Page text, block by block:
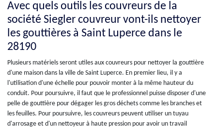
Avec quels outils les couvreurs de la
société Siegler couvreur vont-ils nettoyer
les gouttières à Saint Luperce dans le
28190
Plusieurs matériels seront utiles aux couvreurs pour nettoyer la gouttière
d'une maison dans la ville de Saint Luperce. En premier lieu, il y a
l'utilisation d'une échelle pour pouvoir monter à la même hauteur du
conduit. Pour poursuivre, il faut que le professionnel puisse disposer d'une
pelle de gouttière pour dégager les gros déchets comme les branches et
les feuilles. Pour poursuivre, les couvreurs peuvent utiliser un tuyau
d'arrosage et d'un nettoyeur à haute pression pour avoir un travail